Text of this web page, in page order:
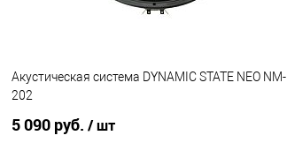
Акустическая система DYNAMIC STATE NEO NM-
202
5 090 руб. / шт